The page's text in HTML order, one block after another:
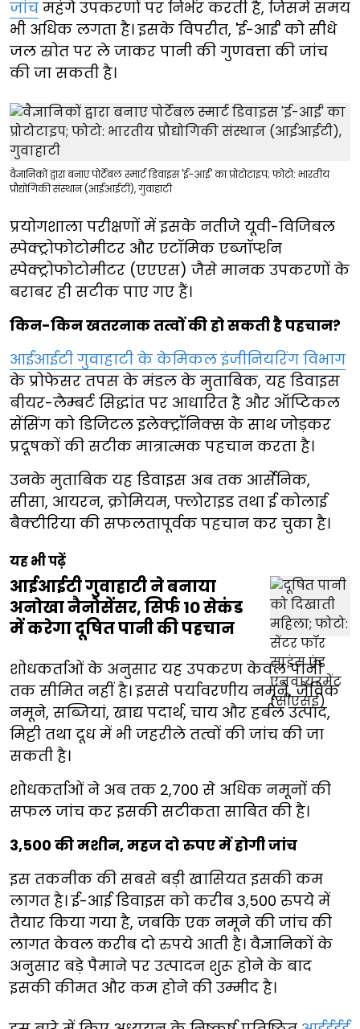
जांच महंगे उपकरणों पर निर्भर करती है, जिसमें समय
भी अधिक लगता है। इसके विपरीत, 'ई-आई' को सीधे
जल स्रोत पर ले जाकर पानी की गुणवत्ता की जांच
की जा सकती है।
वैज्ञानिकों द्वारा बनाए पोर्टेबल स्मार्ट डिवाइस 'ई-आई' का प्रोटोटाइप; फोटो: भारतीय
प्रौद्योगिकी संस्थान (आईआईटी), गुवाहाटी
प्रयोगशाला परीक्षणों में इसके नतीजे यूवी-विजिबल
स्पेक्ट्रोफोटोमीटर और एटॉमिक एब्जॉर्प्शन
स्पेक्ट्रोफोटोमीटर (एएएस) जैसे मानक उपकरणों के
बराबर ही सटीक पाए गए हैं।
किन-किन खतरनाक तत्वों की हो सकती है पहचान?
आईआईटी गुवाहाटी के केमिकल इंजीनियरिंग विभाग
के प्रोफेसर तपस के मंडल के मुताबिक, यह डिवाइस
बीयर-लैम्बर्ट सिद्धांत पर आधारित है और ऑप्टिकल
सेंसिंग को डिजिटल इलेक्ट्रॉनिक्स के साथ जोड़कर
प्रदूषकों की सटीक मात्रात्मक पहचान करता है।
उनके मुताबिक यह डिवाइस अब तक आर्सेनिक,
सीसा, आयरन, क्रोमियम, फ्लोराइड तथा ई कोलाई
बैक्टीरिया की सफलतापूर्वक पहचान कर चुका है।
यह भी पढ़ें
आईआईटी गुवाहाटी ने बनाया
अनोखा नैनोसेंसर, सिर्फ 10 सेकंड
में करेगा दूषित पानी की पहचान
शोधकर्ताओं के अनुसार यह उपकरण केवल पानी
तक सीमित नहीं है। इससे पर्यावरणीय नमूने, जैविक
नमूने, सब्जियां, खाद्य पदार्थ, चाय और हर्बल उत्पाद,
मिट्टी तथा दूध में भी जहरीले तत्वों की जांच की जा
सकती है।
शोधकर्ताओं ने अब तक 2,700 से अधिक नमूनों की
सफल जांच कर इसकी सटीकता साबित की है।
3,500 की मशीन, महज दो रुपए में होगी जांच
इस तकनीक की सबसे बड़ी खासियत इसकी कम
लागत है। ई-आई डिवाइस को करीब 3,500 रुपये में
तैयार किया गया है, जबकि एक नमूने की जांच की
लागत केवल करीब दो रुपये आती है। वैज्ञानिकों के
अनुसार बड़े पैमाने पर उत्पादन शुरू होने के बाद
इसकी कीमत और कम होने की उम्मीद है।